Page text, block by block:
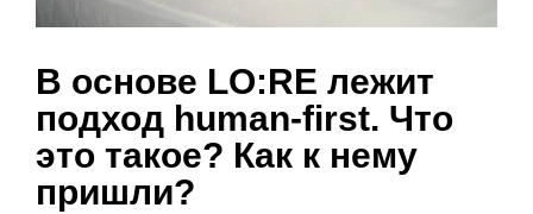
В основе LO:RE лежит
подход human-first. Что
это такое? Как к нему
пришли?